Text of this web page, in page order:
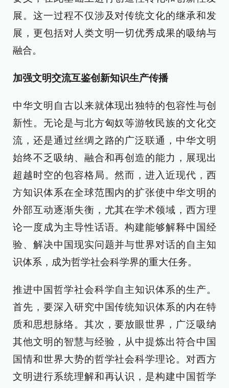
展。这一过程不仅涉及对传统文化的继承和发
展，更包括对人类文明一切优秀成果的吸纳与
融合。
加强文明交流互鉴创新知识生产传播
中华文明自古以来就体现出独特的包容性与创
新性。无论是与北方匈奴等游牧民族的文化交
流，还是通过丝绸之路的广泛联通，中华文明
始终不乏吸纳、融合和再创造的能力，展现出
超越时空的包容格局。然而，进入近现代，西
方知识体系在全球范围内的扩张使中华文明的
外部互动逐渐失衡，尤其在学术领域，西方理
论一度成为主导性话语。构建能够解释中国经
验、解决中国现实问题并与世界对话的自主知
识体系，成为哲学社会科学界的重大任务。
推进中国哲学社会科学自主知识体系的生产。
首先，要深入研究中国传统知识体系的内在特
质和思想脉络。其次，要放眼世界，广泛吸纳
其他文明的智慧与经验，从中提炼出符合中国
国情和世界大势的哲学社会科学理论。对西方
文明进行系统理解和再认识，是构建中国哲学